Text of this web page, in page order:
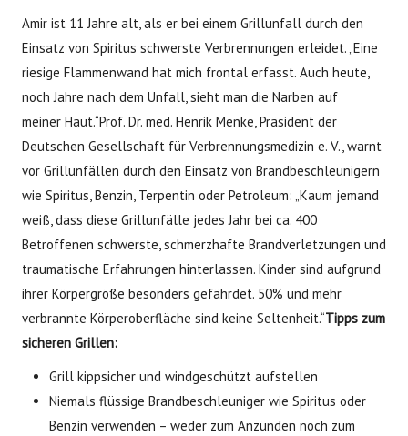
Amir ist 11 Jahre alt, als er bei einem Grillunfall durch den
Einsatz von Spiritus schwerste Verbrennungen erleidet. „Eine
riesige Flammenwand hat mich frontal erfasst. Auch heute,
noch Jahre nach dem Unfall, sieht man die Narben auf
meiner Haut.“Prof. Dr. med. Henrik Menke, Präsident der
Deutschen Gesellschaft für Verbrennungsmedizin e. V., warnt
vor Grillunfällen durch den Einsatz von Brandbeschleunigern
wie Spiritus, Benzin, Terpentin oder Petroleum: „Kaum jemand
weiß, dass diese Grillunfälle jedes Jahr bei ca. 400
Betroffenen schwerste, schmerzhafte Brandverletzungen und
traumatische Erfahrungen hinterlassen. Kinder sind aufgrund
ihrer Körpergröße besonders gefährdet. 50% und mehr
verbrannte Körperoberfläche sind keine Seltenheit.“Tipps zum
sicheren Grillen:
Grill kippsicher und windgeschützt aufstellen
Niemals flüssige Brandbeschleuniger wie Spiritus oder
Benzin verwenden – weder zum Anzünden noch zum